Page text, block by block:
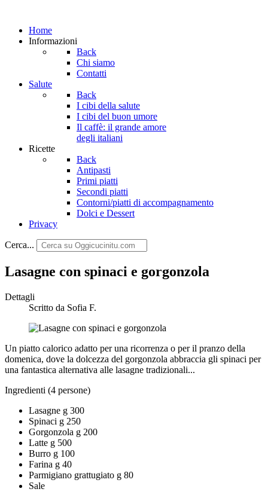
Home
Informazioni
Back
Chi siamo
Contatti
Salute
Back
I cibi della salute
I cibi del buon umore
Il caffè: il grande amore
degli italiani
Ricette
Back
Antipasti
Primi piatti
Secondi piatti
Contorni/piatti di accompagnamento
Dolci e Dessert
Privacy
Cerca...
Lasagne con spinaci e gorgonzola
Dettagli
Scritto da Sofia F.
Un piatto calorico adatto per una ricorrenza o per il pranzo della
domenica, dove la dolcezza del gorgonzola abbraccia gli spinaci per
una fantastica alternativa alle lasagne tradizionali...
Ingredienti (4 persone)
Lasagne g 300
Spinaci g 250
Gorgonzola g 200
Latte g 500
Burro g 100
Farina g 40
Parmigiano grattugiato g 80
Sale